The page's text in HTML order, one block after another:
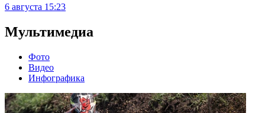
6 августа 15:23
Мультимедиа
Фото
Видео
Инфографика